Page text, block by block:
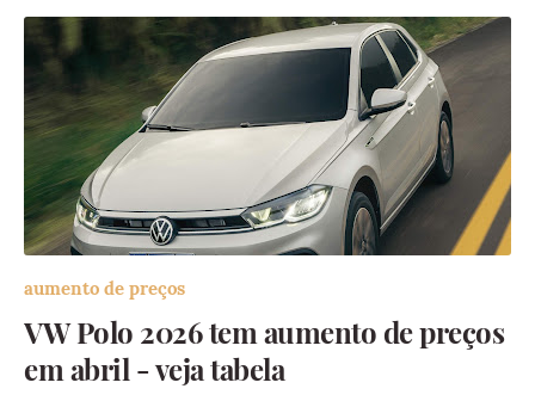
aumento de preços
VW Polo 2026 tem aumento de preços
em abril - veja tabela